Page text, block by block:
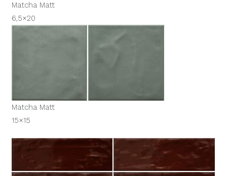
Matcha Matt
6,5×20
Matcha Matt
15×15